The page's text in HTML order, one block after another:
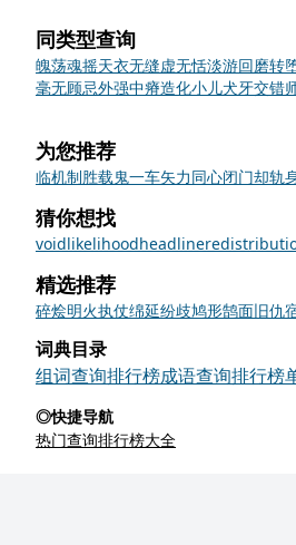
同类型查询
魄荡魂摇天衣无缝虚无恬淡游回磨转
毫无顾忌外强中瘠造化小儿犬牙交错
为您推荐
临机制胜载鬼一车矢力同心闭门却轨
猜你想找
voidlikelihoodheadline
精选推荐
碎烩明火执仗绵延纷歧鸠形鹄面旧仇
词典目录
组词查询排行榜成语查询排行榜
◎快捷导航
热门查询排行榜大全